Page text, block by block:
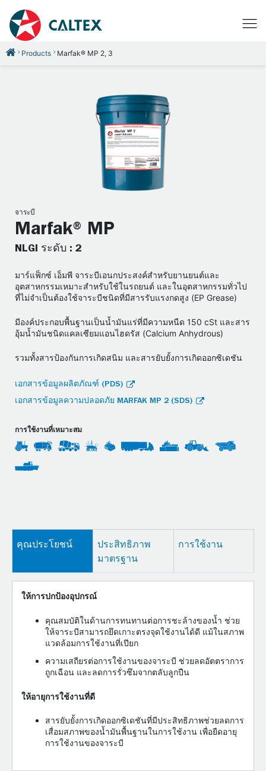
Products Marfak® MP 2, 3
จาระบี
Marfak® MP
NLGI ระดับ : 2
มาร์แฟ็กซ์ เอ็มพี จาระบีเอนกประสงค์สำหรับยานยนต์และ
อุตสาหกรรมเหมาะสำหรับใช้ในรถยนต์ และในอุตสาหกรรมทั่วไป
ที่ไม่จำเป็นต้องใช้จาระบีชนิดที่มีสารรับแรงกดสูง (EP Grease)
มีองค์ประกอบพื้นฐานเป็นน้ำมันแร่ที่มีความหนืด 150 cSt และสาร
อุ้มน้ำมันชนิดแคลเซียมแอนไฮดรัส (Calcium Anhydrous)
รวมทั้งสารป้องกันการเกิดสนิม และสารยับยั้งการเกิดออกซิเดชัน
เอกสารข้อมูลผลิตภัณฑ์ (PDS)
เอกสารข้อมูลความปลอดภัย MARFAK MP 2 (SDS)
การใช้งานที่เหมาะสม
คุณประโยชน์
ประสิทธิภาพ
มาตรฐาน
การใช้งาน
ให้การปกป้องอุปกรณ์
คุณสมบัติในด้านการทนทานต่อการชะล้างของน้ำ ช่วย
ให้จาระบีสามารถยึดเกาะตรงจุดใช้งานได้ดี แม้ในสภาพ
แวดล้อมการใช้งานที่เปียก
ความเสถียรต่อการใช้งานของจาระบี ช่วยลดอัตตราการ
ถูกเฉือน และลดการรั่วซึมจากตลับลูกปืน
ให้อายุการใช้งานที่ดี
สารยับยั้งการเกิดออกซิเดชันที่มีประสิทธิภาพช่วยลดการ
เสื่อมสภาพของน้ำมันพื้นฐานในการใช้งาน เพื่อยืดอายุ
การใช้งานของจาระบี